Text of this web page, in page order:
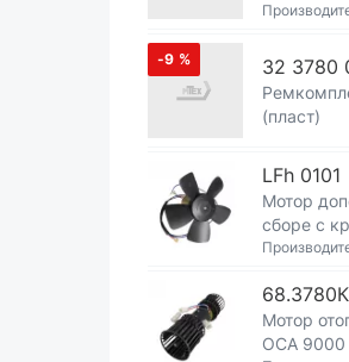
-9 % 32 3780
(пласт)
LFh 0101
Мотор
сборе с
68.3780К
Мотор
ОСА 9000